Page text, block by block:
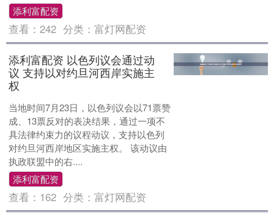
添利富配资
查看：242 分类：富灯网配资
添利富配资 以色列议会通过动
议 支持以对约旦河西岸实施主
权
当地时间7月23日，以色列议会以71票赞
成、13票反对的表决结果，通过一项不
具法律约束力的议程动议，支持以色列
对约旦河西岸地区实施主权。 该动议由
执政联盟中的右....
添利富配资
查看： 162 分类：富灯网配资